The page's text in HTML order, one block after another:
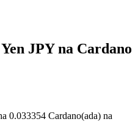
JPYna Cardano
0.033354 Cardano(ada) na